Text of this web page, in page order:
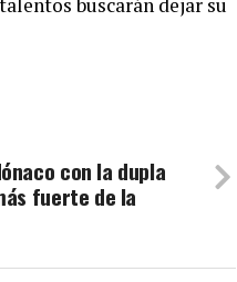
con la dupla
fuerte de la